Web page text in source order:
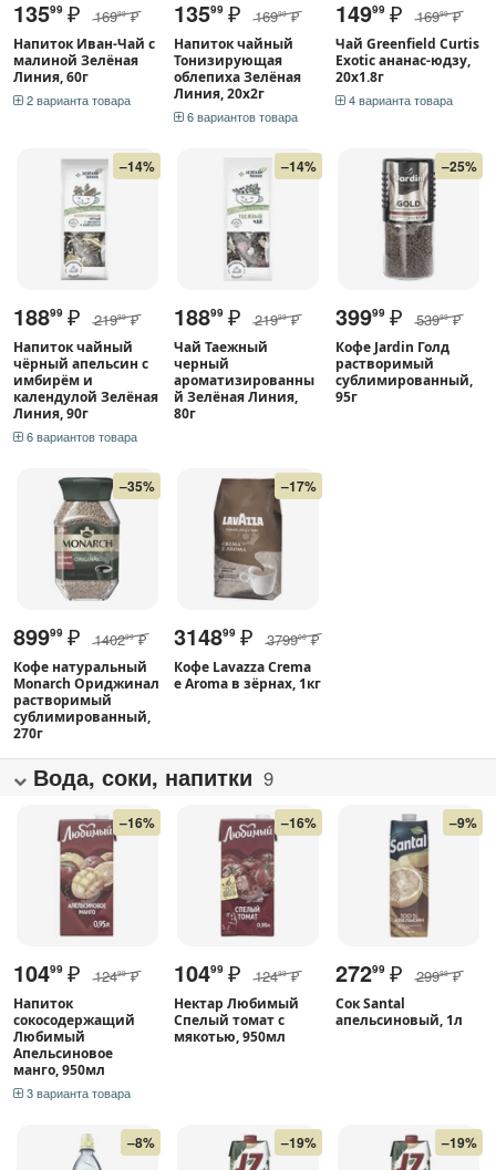
13599 ₽ 16999 ₽
Напиток Иван-Чай с
малиной Зелёная
Линия, 60г
2 варианта товара
13599 ₽ 16999 ₽
Напиток чайный
Тонизирующая
облепиха Зелёная
Линия, 20х2г
6 вариантов товара
14999 ₽ 16999 ₽
Чай Greenfield Curtis
Exotic ананас-юдзу,
20х1.8г
4 варианта товара
–14%
18899 ₽ 21999 ₽
Напиток чайный
чёрный апельсин с
имбирём и
календулой Зелёная
Линия, 90г
6 вариантов товара
–14%
18899 ₽ 21999 ₽
Чай Таежный
черный
ароматизированны
й Зелёная Линия,
80г
–25%
39999 ₽ 53999 ₽
Кофе Jardin Голд
растворимый
сублимированный,
95г
–35%
89999 ₽ 140299 ₽
Кофе натуральный
Monarch Ориджинал
растворимый
сублимированный,
270г
–17%
314899 ₽ 379900 ₽
Кофе Lavazza Crema
e Aroma в зёрнах, 1кг
Вода, соки, напитки 9
–16%
10499 ₽ 12499 ₽
Напиток
сокосодержащий
Любимый
Апельсиновое
манго, 950мл
3 варианта товара
–16%
10499 ₽ 12499 ₽
Нектар Любимый
Спелый томат с
мякотью, 950мл
–9%
27299 ₽ 29999 ₽
Сок Santal
апельсиновый, 1л
–8% –19% –19%